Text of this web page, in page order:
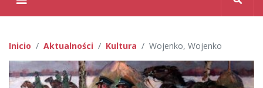
Inicio Aktualności Kultura Wojenko, Wojenko